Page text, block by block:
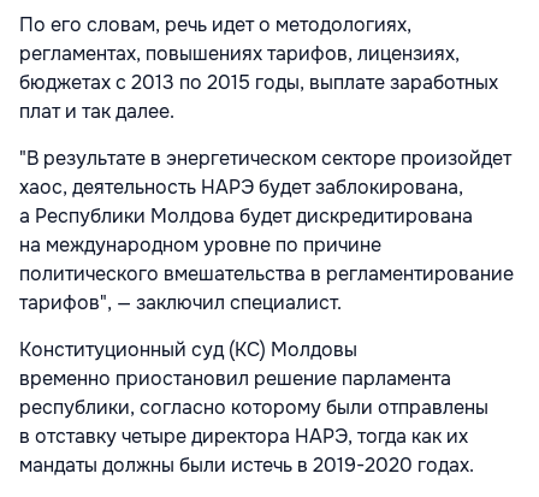
По его словам, речь идет о методологиях,
регламентах, повышениях тарифов, лицензиях,
бюджетах с 2013 по 2015 годы, выплате заработных
плат и так далее.
"В результате в энергетическом секторе произойдет
хаос, деятельность НАРЭ будет заблокирована,
а Республики Молдова будет дискредитирована
на международном уровне по причине
политического вмешательства в регламентирование
тарифов", — заключил специалист.
Конституционный суд (КС) Молдовы
временно приостановил решение парламента
республики, согласно которому были отправлены
в отставку четыре директора НАРЭ, тогда как их
мандаты должны были истечь в 2019-2020 годах.